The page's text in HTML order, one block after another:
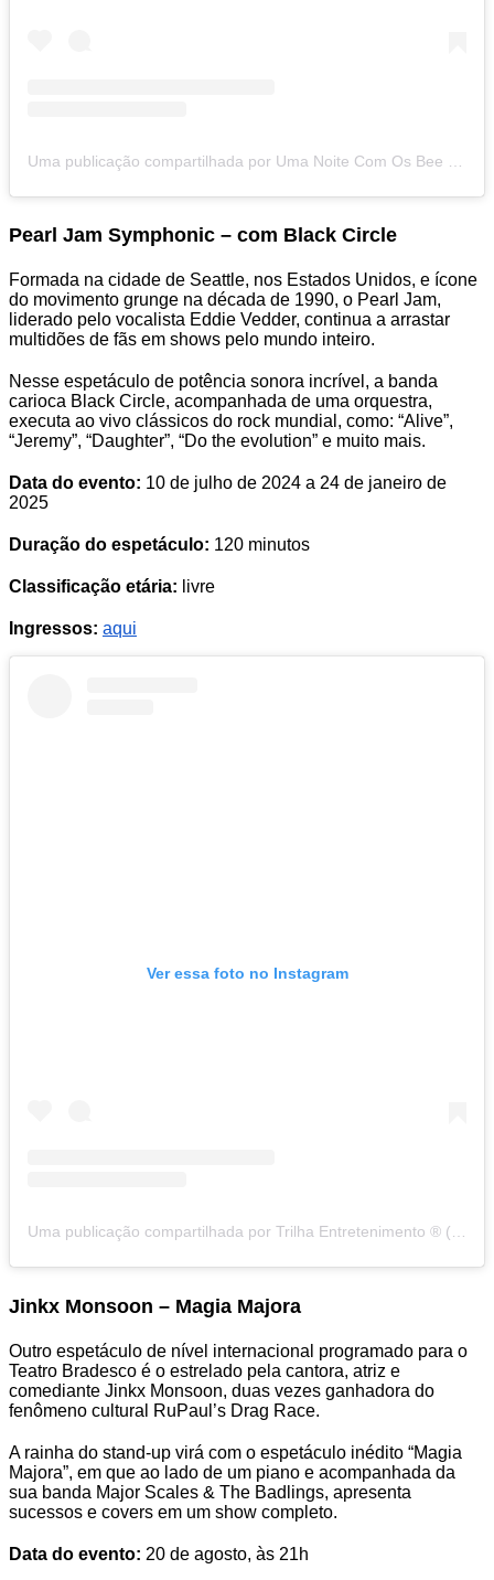
Pearl Jam Symphonic – com Black Circle
Formada na cidade de Seattle, nos Estados Unidos, e ícone
do movimento grunge na década de 1990, o Pearl Jam,
liderado pelo vocalista Eddie Vedder, continua a arrastar
multidões de fãs em shows pelo mundo inteiro.
Nesse espetáculo de potência sonora incrível, a banda
carioca Black Circle, acompanhada de uma orquestra,
executa ao vivo clássicos do rock mundial, como: “Alive”,
“Jeremy”, “Daughter”, “Do the evolution” e muito mais.
Data do evento: 10 de julho de 2024 a 24 de janeiro de
2025
Duração do espetáculo: 120 minutos
Classificação etária: livre
Ingressos: aqui
Ver essa foto no Instagram
Jinkx Monsoon – Magia Majora
Outro espetáculo de nível internacional programado para o
Teatro Bradesco é o estrelado pela cantora, atriz e
comediante Jinkx Monsoon, duas vezes ganhadora do
fenômeno cultural RuPaul’s Drag Race.
A rainha do stand-up virá com o espetáculo inédito “Magia
Majora”, em que ao lado de um piano e acompanhada da
sua banda Major Scales & The Badlings, apresenta
sucessos e covers em um show completo.
Data do evento: 20 de agosto, às 21h